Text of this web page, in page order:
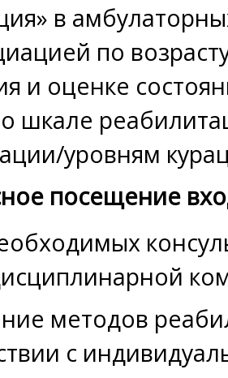
в
по
и оценке
шкале
уровням
посещение
методов
с